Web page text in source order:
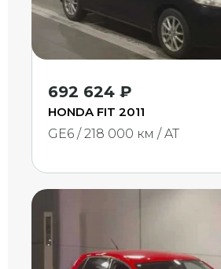
692 624 ₽
HONDA FIT 2011
GE6 / 218 000 км / AT